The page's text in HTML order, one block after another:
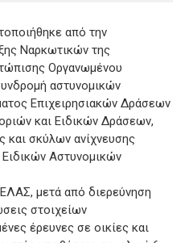
από την
Ναρκωτικών της
Οργανωμένου
αστυνομικών
Επιχειρησιακών Δράσεων
και Ειδικών Δράσεων,
και σκύλων ανίχνευσης
Αστυνομικών
μετά από διερεύνηση
στοιχείων
έρευνες σε οικίες και